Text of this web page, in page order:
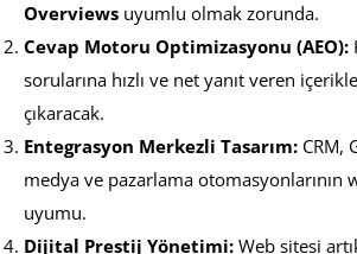
Overviews uyumlu olmak zorunda.
Cevap Motoru Optimizasyonu (AEO):
sorularına hızlı ve net yanıt veren
çıkaracak.
Entegrasyon Merkezli Tasarım: CRM,
medya ve pazarlama otomasyonlarının
uyumu.
Dijital Prestij Yönetimi: Web sitesi